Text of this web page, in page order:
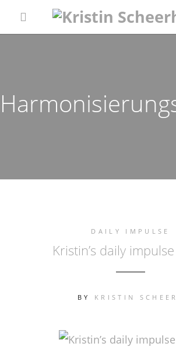
DAILY IMPULSE
Kristin’s daily
BY KRISTIN